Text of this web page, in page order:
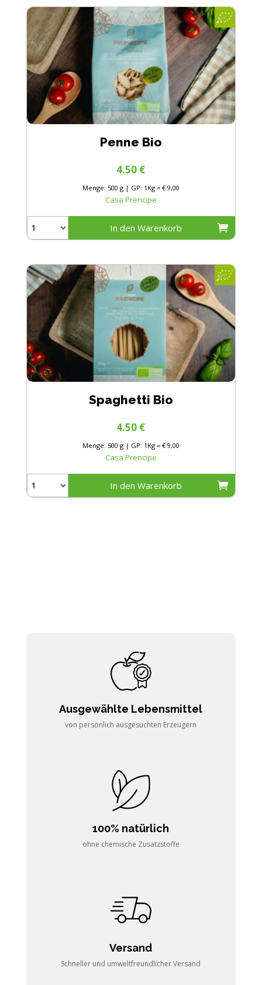
Penne Bio
Casa Prencipe
Menge: 500 g | GP: 1Kg = € 9,00
4.50 €
In den Warenkorb
Spaghetti Bio
Casa Prencipe
Menge: 500 g | GP: 1Kg = € 9,00
4.50 €
In den Warenkorb
Ausgewählte Lebensmittel
von persönlich ausgesuchten Erzeugern
100% natürlich
ohne chemische Zusatzstoffe
Versand
Schneller und umweltfreundlicher Versand